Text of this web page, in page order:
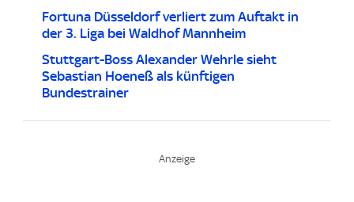
Fortuna Düsseldorf verliert zum Auftakt in
der 3. Liga bei Waldhof Mannheim
Stuttgart-Boss Alexander Wehrle sieht
Sebastian Hoeneß als künftigen
Bundestrainer